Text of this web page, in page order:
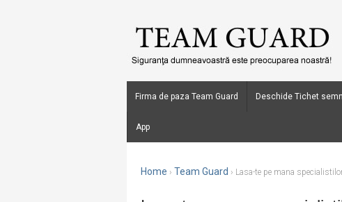
Firma de paza Team Guard Deschide Tichet
App
Home › Team Guard › Lasa-te pe mana